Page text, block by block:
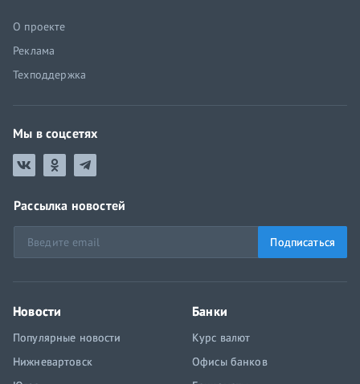
О проекте
Реклама
Техподдержка
Мы в соцсетях
Рассылка новостей
Подписаться
Новости
Популярные новости
Нижневартовск
Банки
Курс валют
Офисы банков